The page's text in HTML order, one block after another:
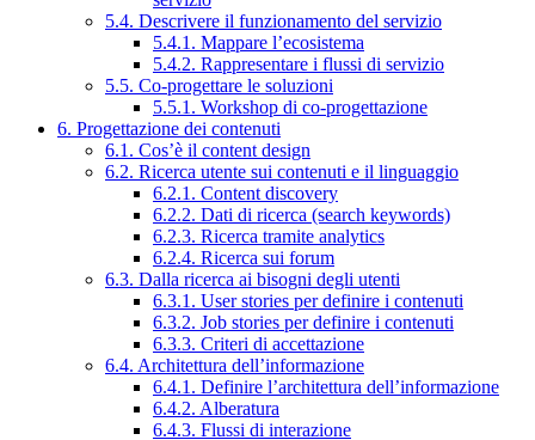
5.4. Descrivere il funzionamento del servizio
5.4.1. Mappare l’ecosistema
5.4.2. Rappresentare i flussi di servizio
5.5. Co-progettare le soluzioni
5.5.1. Workshop di co-progettazione
6. Progettazione dei contenuti
6.1. Cos’è il content design
6.2. Ricerca utente sui contenuti e il linguaggio
6.2.1. Content discovery
6.2.2. Dati di ricerca (search keywords)
6.2.3. Ricerca tramite analytics
6.2.4. Ricerca sui forum
6.3. Dalla ricerca ai bisogni degli utenti
6.3.1. User stories per definire i contenuti
6.3.2. Job stories per definire i contenuti
6.3.3. Criteri di accettazione
6.4. Architettura dell’informazione
6.4.1. Definire l’architettura dell’informazione
6.4.2. Alberatura
6.4.3. Flussi di interazione